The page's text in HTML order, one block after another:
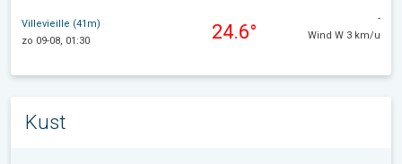
Villevieille (41m)
zo 09-08, 01:30
24.6°
-
Wind W 3 km/u
Kust